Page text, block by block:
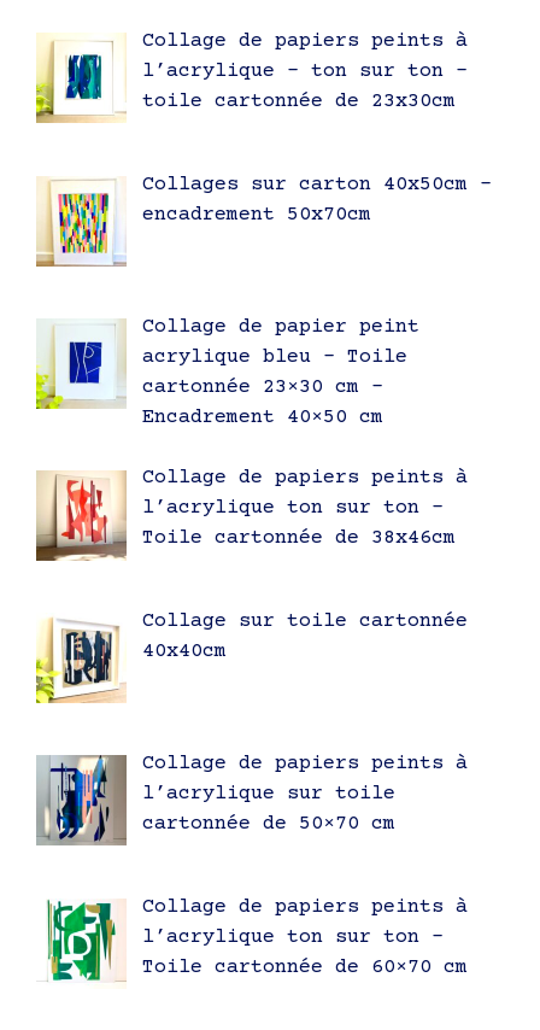
Collage de papiers peints à
l’acrylique – ton sur ton –
toile cartonnée de 23x30cm
Collages sur carton 40x50cm –
encadrement 50x70cm
Collage de papier peint
acrylique bleu – Toile
cartonnée 23×30 cm –
Encadrement 40×50 cm
Collage de papiers peints à
l’acrylique ton sur ton –
Toile cartonnée de 38x46cm
Collage sur toile cartonnée
40x40cm
Collage de papiers peints à
l’acrylique sur toile
cartonnée de 50×70 cm
Collage de papiers peints à
l’acrylique ton sur ton –
Toile cartonnée de 60×70 cm